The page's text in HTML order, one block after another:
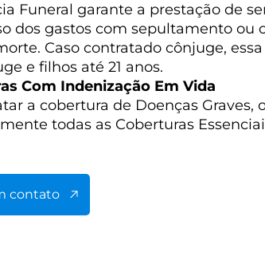
Funeral garante a prestação de
dos gastos com sepultamento ou
Caso contratado cônjuge,
e filhos até 21 anos.
Com Indenização Em Vida
a cobertura de Doenças Graves,
todas as Coberturas
contato